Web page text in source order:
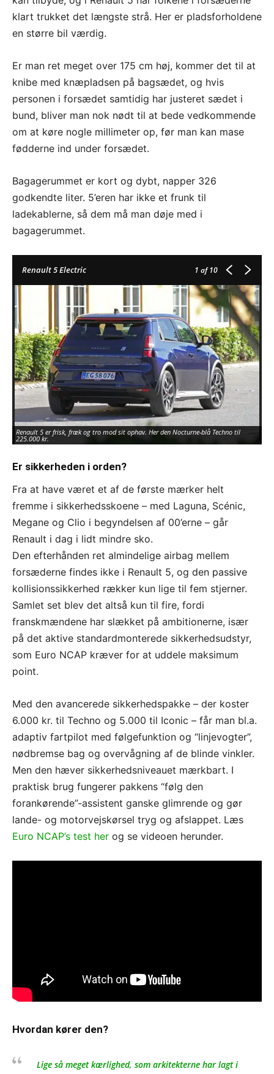
klart trukket det længste strå. Her er pladsforholdene
en større bil værdig.
Er man ret meget over 175 cm høj, kommer det til at
knibe med knæpladsen på bagsædet, og hvis
personen i forsædet samtidig har justeret sædet i
bund, bliver man nok nødt til at bede vedkommende
om at køre nogle millimeter op, før man kan mase
fødderne ind under forsædet.
Bagagerummet er kort og dybt, napper 326
godkendte liter. 5’eren har ikke et frunk til
ladekablerne, så dem må man døje med i
bagagerummet.
Renault 5 Electric 1 af 10
Renault 5 er frisk, fræk og tro mod sit ophav. Her den Nocturne-blå Techno til
225.000 kr.
Er sikkerheden i orden?
Fra at have været et af de første mærker helt
fremme i sikkerhedsskoene – med Laguna, Scénic,
Megane og Clio i begyndelsen af 00’erne – går
Renault i dag i lidt mindre sko.
Den efterhånden ret almindelige airbag mellem
forsæderne findes ikke i Renault 5, og den passive
kollisionssikkerhed rækker kun lige til fem stjerner.
Samlet set blev det altså kun til fire, fordi
franskmændene har slækket på ambitionerne, især
på det aktive standardmonterede sikkerhedsudstyr,
som Euro NCAP kræver for at uddele maksimum
point.
Med den avancerede sikkerhedspakke – der koster
6.000 kr. til Techno og 5.000 til Iconic – får man bl.a.
adaptiv fartpilot med følgefunktion og “linjevogter”,
nødbremse bag og overvågning af de blinde vinkler.
Men den hæver sikkerhedsniveauet mærkbart. I
praktisk brug fungerer pakkens “følg den
forankørende”-assistent ganske glimrende og gør
lande- og motorvejskørsel tryg og afslappet. Læs
Euro NCAP’s test her og se videoen herunder.
Hvordan kører den?
Lige så meget kærlighed, som arkitekterne har lagt i